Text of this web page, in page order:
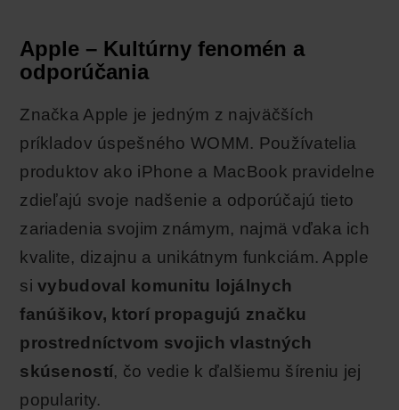
Apple – Kultúrny fenomén a
odporúčania
Značka Apple je jedným z najväčších
príkladov úspešného WOMM. Používatelia
produktov ako iPhone a MacBook pravidelne
zdieľajú svoje nadšenie a odporúčajú tieto
zariadenia svojim známym, najmä vďaka ich
kvalite, dizajnu a unikátnym funkciám. Apple
sivybudoval komunitu lojálnych
fanúšikov, ktorí propagujú značku
prostredníctvom svojich vlastných
skúseností, čo vedie k ďalšiemu šíreniu jej
popularity.